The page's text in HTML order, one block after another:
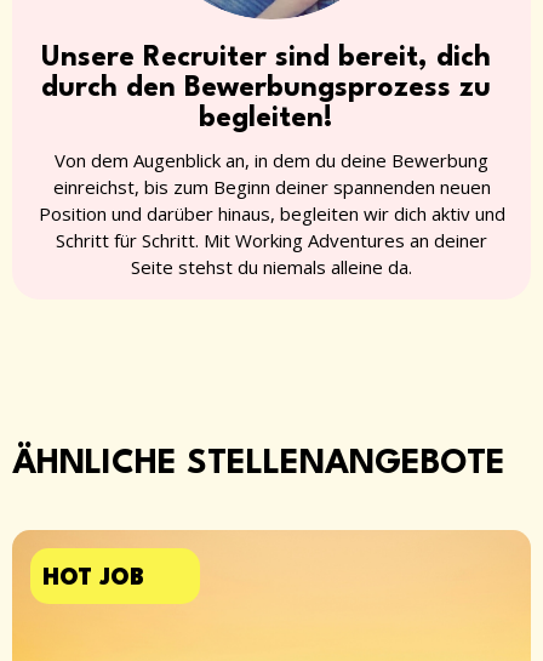
Unsere Recruiter sind bereit, dich
durch den Bewerbungsprozess zu
begleiten!
Von dem Augenblick an, in dem du deine Bewerbung
einreichst, bis zum Beginn deiner spannenden neuen
Position und darüber hinaus, begleiten wir dich aktiv und
Schritt für Schritt. Mit Working Adventures an deiner
Seite stehst du niemals alleine da.
ÄHNLICHE STELLENANGEBOTE​
HOT JOB